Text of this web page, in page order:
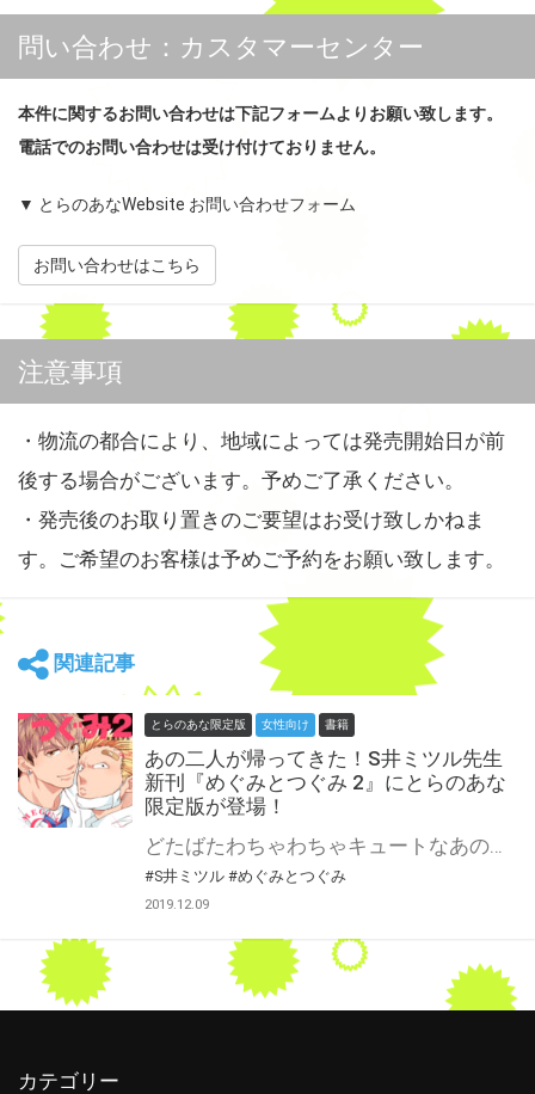
問い合わせ：カスタマーセンター
本件に関するお問い合わせは下記フォームよりお願い致します。
電話でのお問い合わせは受け付けておりません。
▼ とらのあなWebsite お問い合わせフォーム
お問い合わせはこちら
注意事項
・物流の都合により、地域によっては発売開始日が前
後する場合がございます。予めご了承ください。
・発売後のお取り置きのご要望はお受け致しかねま
す。ご希望のお客様は予めご予約をお願い致します。
関連記事
とらのあな限定版 女性向け 書籍
あの二人が帰ってきた！S井ミツル先生
新刊『めぐみとつぐみ 2』にとらのあな
限定版が登場！
#S井ミツル #めぐみとつぐみ
2019.12.09
カテゴリー